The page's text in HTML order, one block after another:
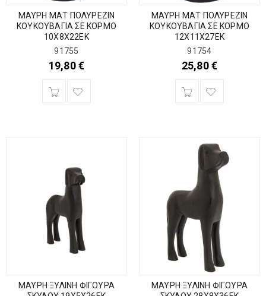
ΜΑΥΡΗ ΜΑΤ ΠΟΛΥΡΕΖΙΝ
ΚΟΥΚΟΥΒΑΓΙΑ ΣΕ ΚΟΡΜΟ
10Χ8Χ22ΕΚ
91755
19,80€
ΜΑΥΡΗ ΜΑΤ ΠΟΛΥΡΕΖΙΝ
ΚΟΥΚΟΥΒΑΓΙΑ ΣΕ ΚΟΡΜΟ
12Χ11Χ27ΕΚ
91754
25,80€
ΜΑΥΡΗ ΞΥΛΙΝΗ ΦΙΓΟΥΡΑ
ΜΑΥΡΗ ΞΥΛΙΝΗ ΦΙΓΟΥΡΑ